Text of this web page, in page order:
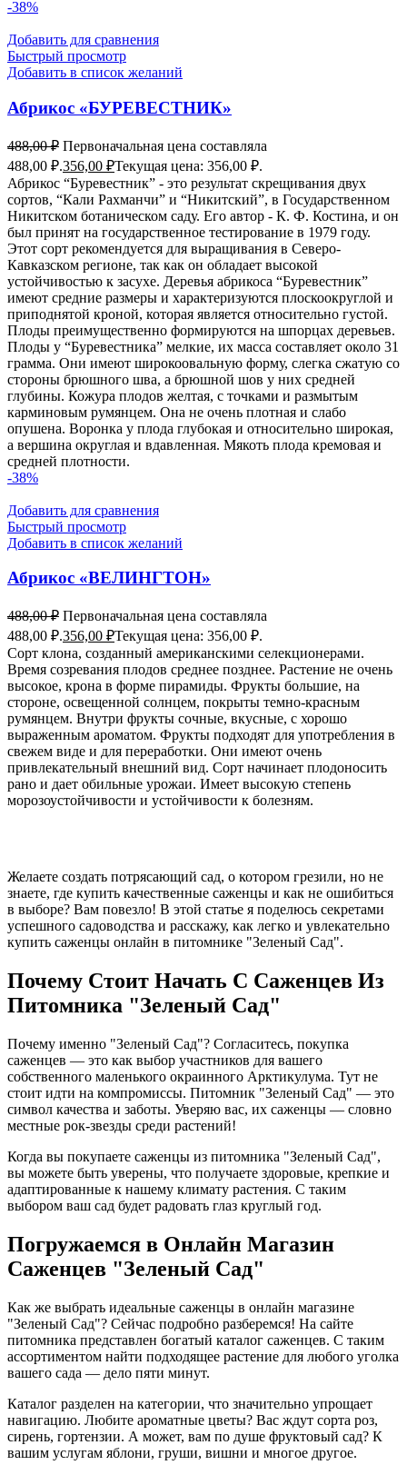
-38%
Добавить для сравнения
Быстрый просмотр
Добавить в список желаний
Абрикос «БУРЕВЕСТНИК»
488,00₽ Первоначальная цена составляла
488,00 ₽.356,00 ₽Текущая цена: 356,00 ₽.
Абрикос “Буревестник” - это результат скрещивания двух
сортов, “Кали Рахманчи” и “Никитский”, в Государственном
Никитском ботаническом саду. Его автор - К. Ф. Костина, и он
был принят на государственное тестирование в 1979 году.
Этот сорт рекомендуется для выращивания в Северо-
Кавказском регионе, так как он обладает высокой
устойчивостью к засухе. Деревья абрикоса “Буревестник”
имеют средние размеры и характеризуются плоскоокруглой и
приподнятой кроной, которая является относительно густой.
Плоды преимущественно формируются на шпорцах деревьев.
Плоды у “Буревестника” мелкие, их масса составляет около 31
грамма. Они имеют широкоовальную форму, слегка сжатую со
стороны брюшного шва, а брюшной шов у них средней
глубины. Кожура плодов желтая, с точками и размытым
карминовым румянцем. Она не очень плотная и слабо
опушена. Воронка у плода глубокая и относительно широкая,
а вершина округлая и вдавленная. Мякоть плода кремовая и
средней плотности.
-38%
Добавить для сравнения
Быстрый просмотр
Добавить в список желаний
Абрикос «ВЕЛИНГТОН»
488,00₽ Первоначальная цена составляла
488,00 ₽.356,00 ₽Текущая цена: 356,00 ₽.
Сорт клона, созданный американскими селекционерами.
Время созревания плодов среднее позднее. Растение не очень
высокое, крона в форме пирамиды. Фрукты большие, на
стороне, освещенной солнцем, покрыты темно-красным
румянцем. Внутри фрукты сочные, вкусные, с хорошо
выраженным ароматом. Фрукты подходят для употребления в
свежем виде и для переработки. Они имеют очень
привлекательный внешний вид. Сорт начинает плодоносить
рано и дает обильные урожаи. Имеет высокую степень
морозоустойчивости и устойчивости к болезням.
Желаете создать потрясающий сад, о котором грезили, но не
знаете, где купить качественные саженцы и как не ошибиться
в выборе? Вам повезло! В этой статье я поделюсь секретами
успешного садоводства и расскажу, как легко и увлекательно
купить саженцы онлайн в питомнике "Зеленый Сад".
Почему Стоит Начать С Саженцев Из
Питомника "Зеленый Сад"
Почему именно "Зеленый Сад"? Согласитесь, покупка
саженцев — это как выбор участников для вашего
собственного маленького окраинного Арктикулума. Тут не
стоит идти на компромиссы. Питомник "Зеленый Сад" — это
символ качества и заботы. Уверяю вас, их саженцы — словно
местные рок-звезды среди растений!
Когда вы покупаете саженцы из питомника "Зеленый Сад",
вы можете быть уверены, что получаете здоровые, крепкие и
адаптированные к нашему климату растения. С таким
выбором ваш сад будет радовать глаз круглый год.
Погружаемся в Онлайн Магазин
Саженцев "Зеленый Сад"
Как же выбрать идеальные саженцы в онлайн магазине
"Зеленый Сад"? Сейчас подробно разберемся! На сайте
питомника представлен богатый каталог саженцев. С таким
ассортиментом найти подходящее растение для любого уголка
вашего сада — дело пяти минут.
Каталог разделен на категории, что значительно упрощает
навигацию. Любите ароматные цветы? Вас ждут сорта роз,
сирень, гортензии. А может, вам по душе фруктовый сад? К
вашим услугам яблони, груши, вишни и многое другое.